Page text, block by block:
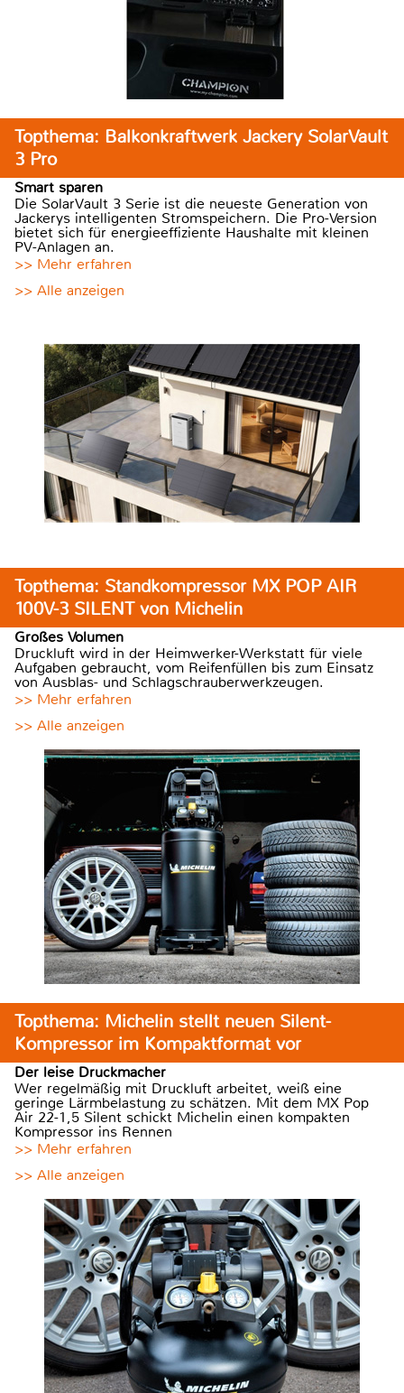
Topthema: Balkonkraftwerk Jackery SolarVault
3 Pro
Smart sparen
Die SolarVault 3 Serie ist die neueste Generation von
Jackerys intelligenten Stromspeichern. Die Pro-Version
bietet sich für energieeffiziente Haushalte mit kleinen
PV-Anlagen an.
>> Mehr erfahren
>> Alle anzeigen
Topthema: Standkompressor MX POP AIR
100V-3 SILENT von Michelin
Großes Volumen
Druckluft wird in der Heimwerker-Werkstatt für viele
Aufgaben gebraucht, vom Reifenfüllen bis zum Einsatz
von Ausblas- und Schlagschrauberwerkzeugen.
>> Mehr erfahren
>> Alle anzeigen
Topthema: Michelin stellt neuen Silent-
Kompressor im Kompaktformat vor
Der leise Druckmacher
Wer regelmäßig mit Druckluft arbeitet, weiß eine
geringe Lärmbelastung zu schätzen. Mit dem MX Pop
Air 22-1,5 Silent schickt Michelin einen kompakten
Kompressor ins Rennen
>> Mehr erfahren
>> Alle anzeigen